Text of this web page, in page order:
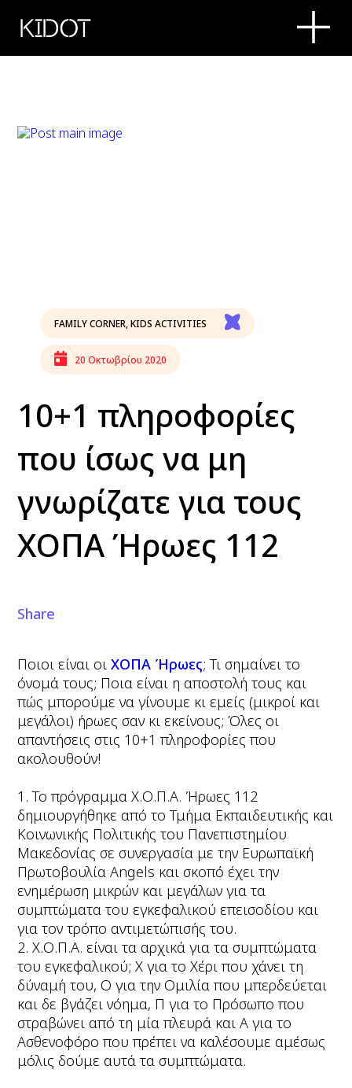
KIDOT
FAMILY CORNER,KIDS ACTIVITIES
20 Οκτωβρίου 2020
10+1 πληροφορίες
που ίσως να μη
γνωρίζατε για τους
ΧΟΠΑ Ήρωες 112
Share
Ποιοι είναι οιΧΟΠΑ Ήρωες; Τι σημαίνει το
όνομά τους; Ποια είναι η αποστολή τους και
πώς μπορούμε να γίνουμε κι εμείς (μικροί και
μεγάλοι) ήρωες σαν κι εκείνους; Όλες οι
απαντήσεις στις 10+1 πληροφορίες που
ακολουθούν!
1. Το πρόγραμμα Χ.Ο.Π.Α. Ήρωες 112
δημιουργήθηκε από το Τμήμα Εκπαιδευτικής και
Κοινωνικής Πολιτικής του Πανεπιστημίου
Μακεδονίας σε συνεργασία με την Ευρωπαϊκή
Πρωτοβουλία Angels και σκοπό έχει την
ενημέρωση μικρών και μεγάλων για τα
συμπτώματα του εγκεφαλικού επεισοδίου και
για τον τρόπο αντιμετώπισής του.
2. Χ.Ο.Π.Α. είναι τα αρχικά για τα συμπτώματα
του εγκεφαλικού; Χ για το Χέρι που χάνει τη
δύναμή του, Ο για την Ομιλία που μπερδεύεται
και δε βγάζει νόημα, Π για το Πρόσωπο που
στραβώνει από τη μία πλευρά και Α για το
Ασθενοφόρο που πρέπει να καλέσουμε αμέσως
μόλις δούμε αυτά τα συμπτώματα.